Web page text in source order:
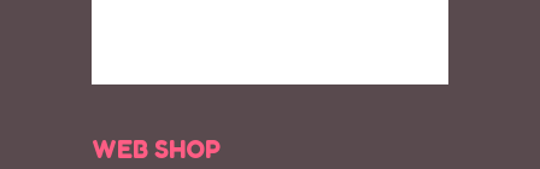
WEB SHOP